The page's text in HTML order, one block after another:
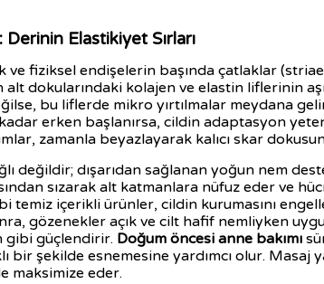
Elastikiyet Sırları
ve fiziksel endişelerin başında çatlaklar
alt dokularındaki kolajen ve elastin liflerinin
bu liflerde mikro yırtılmalar meydana
erken başlanırsa, cildin adaptasyon
zamanla beyazlayarak kalıcı skar
değildir; dışarıdan sağlanan yoğun nem
sızarak alt katmanlara nüfuz eder ve
temiz içerikli ürünler, cildin kurumasını
gözenekler açık ve cilt hafif nemliyken
gibi güçlendirir. Doğum öncesi anne bakımı
bir şekilde esnemesine yardımcı olur.
maksimize eder.